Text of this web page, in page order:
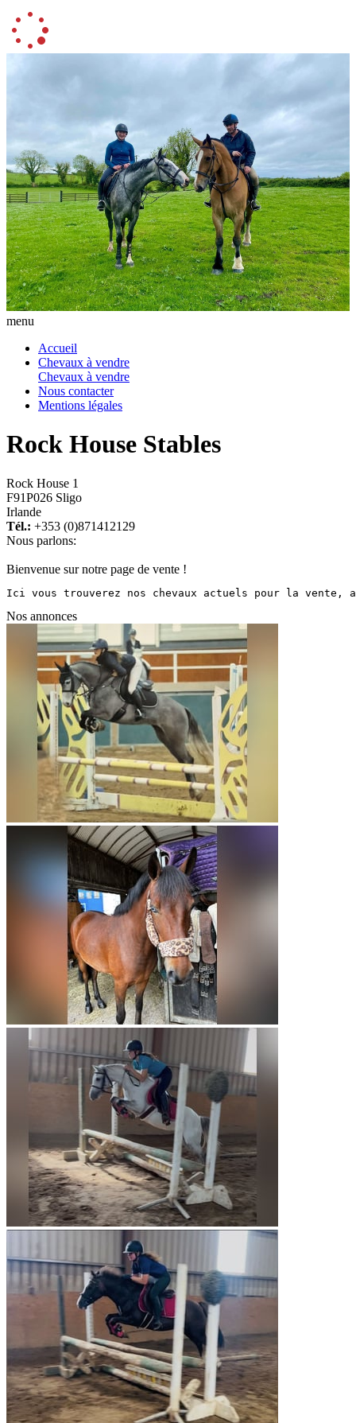
menu
Accueil
Chevaux à vendre
Chevaux à vendre
Nous contacter
Mentions légales
Rock House Stables
Rock House 1
F91P026 Sligo
Irlande
Tél.: +353 (0)871412129
Nous parlons:
Bienvenue sur notre page de vente !
Ici vous trouverez nos chevaux actuels pour la vente,
Nos annonces